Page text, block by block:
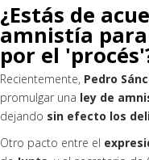
¿Estás de
amnistía
por el
Recientemente, Pedro
promulgar una ley de
dejando sin efecto los
Otro pacto entre el